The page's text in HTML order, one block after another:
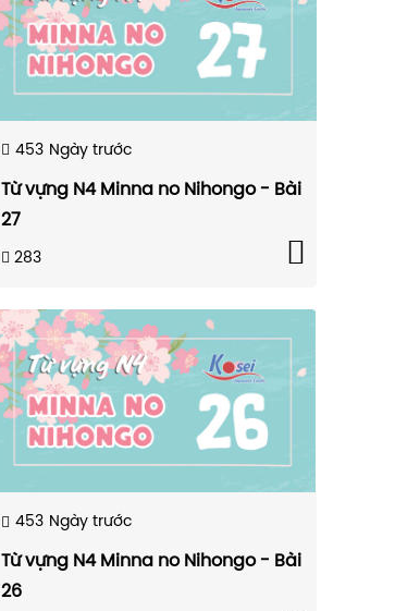
453 Ngày trước
Từ vựng N4 Minna no Nihongo - Bài
27
283
453 Ngày trước
Từ vựng N4 Minna no Nihongo - Bài
26